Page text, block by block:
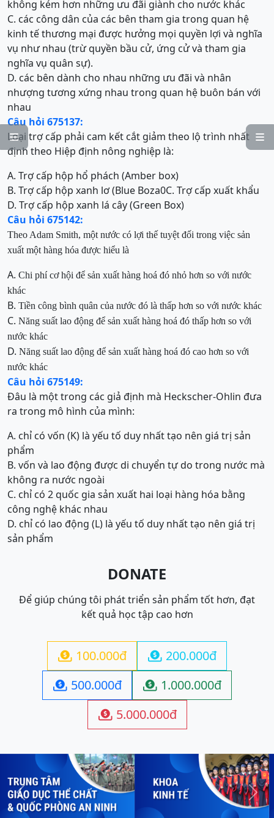


không kém hơn những ưu đãi giành cho nước khác
C. các công dân của các bên tham gia trong quan hệ
kinh tế thương mại được hưởng mọi quyền lợi và nghĩa
vụ như nhau (trừ quyền bầu cử, ứng cử và tham gia
nghĩa vụ quân sự).
D. các bên dành cho nhau những ưu đãi và nhân
nhượng tương xứng nhau trong quan hệ buôn bán với
nhau
Câu hỏi 675137:
Loại trợ cấp phải cam kết cắt giảm theo lộ trình nhất
định theo Hiệp định nông nghiệp là:
A. Trợ cấp hộp hổ phách (Amber box)
B. Trợ cấp hộp xanh lơ (Blue Boza0C. Trợ cấp xuất khẩu
D. Trợ cấp hộp xanh lá cây (Green Box)
Câu hỏi 675142:
Theo Adam Smith, một nước có lợi thế tuyệt đối trong việc sản
xuất một hàng hóa được hiểu là
A. Chi phí cơ hội để sản xuất hàng hoá đó nhỏ hơn so với nước
khác
B. Tiền công bình quân của nước đó là thấp hơn so với nước khác
C. Năng suất lao động để sản xuất hàng hoá đó thấp hơn so với
nước khác
D. Năng suất lao động để sản xuất hàng hoá đó cao hơn so với
nước khác
Câu hỏi 675149:
Đâu là một trong các giả định mà Heckscher-Ohlin đưa
ra trong mô hình của mình:
A. chỉ có vốn (K) là yếu tố duy nhất tạo nên giá trị sản
phẩm
B. vốn và lao động được di chuyển tự do trong nước mà
không ra nước ngoài
C. chỉ có 2 quốc gia sản xuất hai loại hàng hóa bằng
công nghệ khác nhau
D. chỉ có lao động (L) là yếu tố duy nhất tạo nên giá trị
sản phẩm
DONATE
Để giúp chúng tôi phát triển sản phẩm tốt hơn, đạt
kết quả học tập cao hơn
 100.000đ  200.000đ
 500.000đ  1.000.000đ
 5.000.000đ
Previous Next